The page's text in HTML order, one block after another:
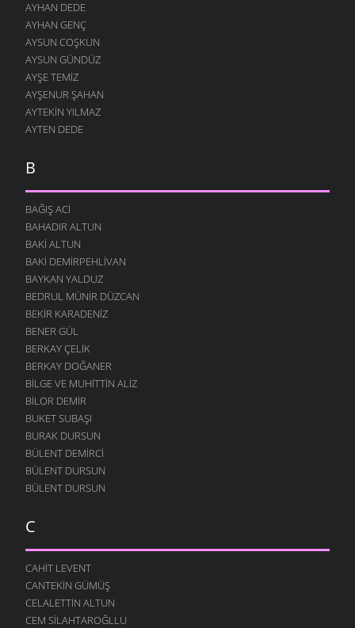
AYHAN DEDE
AYHAN GENÇ
AYSUN COŞKUN
AYSUN GÜNDÜZ
AYŞE TEMIZ
AYŞENUR ŞAHAN
AYTEKIN YILMAZ
AYTEN DEDE
B
BAĞIŞ ACI
BAHADIR ALTUN
BAKI ALTUN
BAKI DEMIRPEHLIVAN
BAYKAN YALDUZ
BEDRUL MÜNIR DÜZCAN
BEKIR KARADENIZ
BENER GÜL
BERKAY ÇELIK
BERKAY DOĞANER
BILGE VE MUHITTIN ALIZ
BILOR DEMIR
BUKET SUBAŞI
BURAK DURSUN
BÜLENT DEMIRCI
BÜLENT DURSUN
BÜLENT DURSUN
C
CAHIT LEVENT
CANTEKIN GÜMÜŞ
CELALETTIN ALTUN
CEM SILAHTAROĞLLU